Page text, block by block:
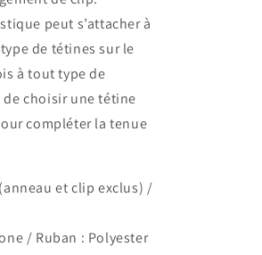
peut s’attacher à
de tétines sur le
à tout type de
de choisir une tétine
compléter la tenue
et clip exclus) /
/ Ruban : Polyester